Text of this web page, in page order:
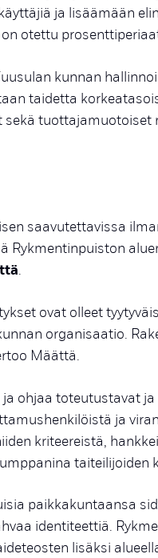
ja lisäämään
otettu
kunnan
taidetta
sekä tuottajamuotoiset
saavutettavissa
Rykmentinpuiston
ovat olleet
organisaatio.
Määttä.
ohjaa toteutustavat
ja
kriteereistä,
taiteilijoiden
paikkakuntaansa
identiteettiä.
lisäksi